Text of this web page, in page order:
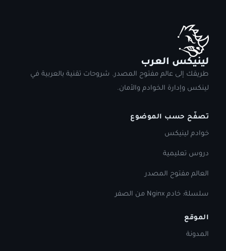
لينيكس العرب
طريقك إلى عالم مفتوح المصدر. شروحات تقنية بالعربية في
لينكس وإدارة الخوادم والأمان.
تصفّح حسب الموضوع
خوادم لينيكس
دروس تعليمية
العالم مفتوح المصدر
سلسلة: خادم Nginx من الصفر
الموقع
المدونة